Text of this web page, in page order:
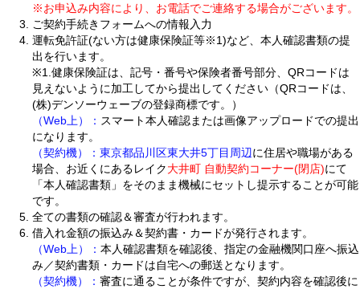
※お申込み内容により、お電話でご連絡する場合がございます。
ご契約手続きフォームへの情報入力
運転免許証(ない方は健康保険証等※1)など、本人確認書類の提
出を行います。
※1.健康保険証は、記号・番号や保険者番号部分、QRコードは
見えないように加工してから提出してください（QRコードは、
(株)デンソーウェーブの登録商標です。）
（Web上）： スマート本人確認または画像アップロードでの提出
になります。
（契約機）： 東京都品川区東大井5丁目周辺に住居や職場がある
場合、お近くにあるレイク大井町 自動契約コーナー(閉店)にて
「本人確認書類」をそのまま機械にセットし提示することが可能
です。
全ての書類の確認＆審査が行われます。
借入れ金額の振込み＆契約書・カードが発行されます。
（Web上）： 本人確認書類を確認後、指定の金融機関口座へ振込
み／契約書類・カードは自宅への郵送となります。
（契約機）： 審査に通ることが条件ですが、契約内容を確認後に